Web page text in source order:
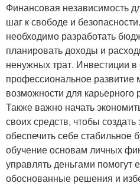
Финансовая независимость
шаг к свободе и
необходимо разработать
планировать доходы и
ненужных трат. Инвестиции
профессиональное развитие
возможности для карьерного
Также важно начать
своих средств, чтобы
обеспечить себе стабильное
обучение основам личных
управлять деньгами помогут
обоснованные решения и